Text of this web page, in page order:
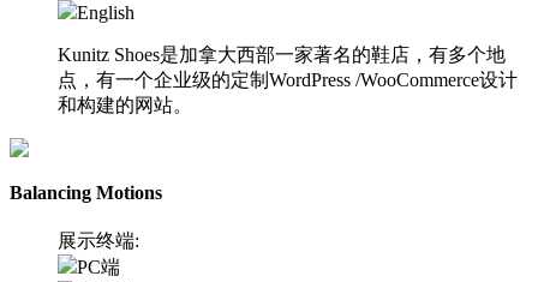
English
Kunitz Shoes是加拿大西部一家著名的鞋店，有多个地
点，有一个企业级的定制WordPress /WooCommerce设计
和构建的网站。
Balancing Motions
展示终端:
PC端